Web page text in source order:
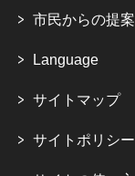
市民からの提案
Language
サイトマップ
サイトポリシー